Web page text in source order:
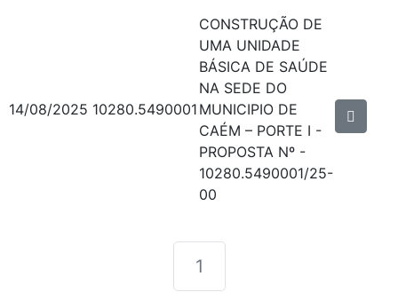
14/08/2025 10280.5490001
CONSTRUÇÃO DE
UMA UNIDADE
BÁSICA DE SAÚDE
NA SEDE DO
MUNICIPIO DE
CAÉM – PORTE I -
PROPOSTA Nº -
10280.5490001/25-
00
1